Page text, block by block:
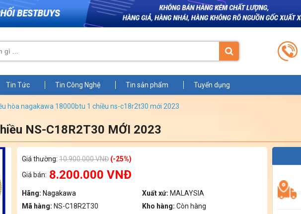
Tin Tức Tin Công Nghệ Tin sản phẩm Tuyển dụng
hòa nagakawa 18000btu 1 chiều ns-c18r2t30 mới 2023
NS-C18R2T30 MỚI 2023
Zoom
Giá thường:10.900.000 VNĐ (-25%)
Giá bán: 8.200.000 VNĐ
Hãng: Nagakawa Xuất xứ: MALAYSIA
Mã hàng: NS-C18R2T30 Kho hàng: Còn hàng